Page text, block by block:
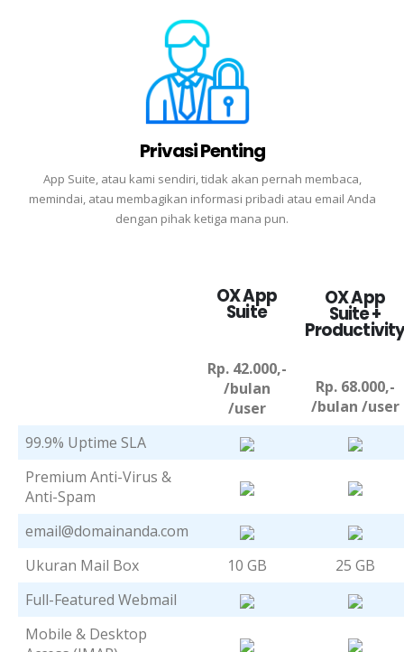
Privasi Penting
App Suite, atau kami sendiri, tidak akan pernah membaca,
memindai, atau membagikan informasi pribadi atau email Anda
dengan pihak ketiga mana pun.
OX App
Suite
Rp. 42.000,-
/bulan
/user
OX App
Suite +
Productivity
Rp. 68.000,-
/bulan /user
99.9% Uptime SLA
Premium Anti-Virus &
Anti-Spam
email@domainanda.com
Ukuran Mail Box
10 GB
25 GB
Full-Featured Webmail
Mobile & Desktop